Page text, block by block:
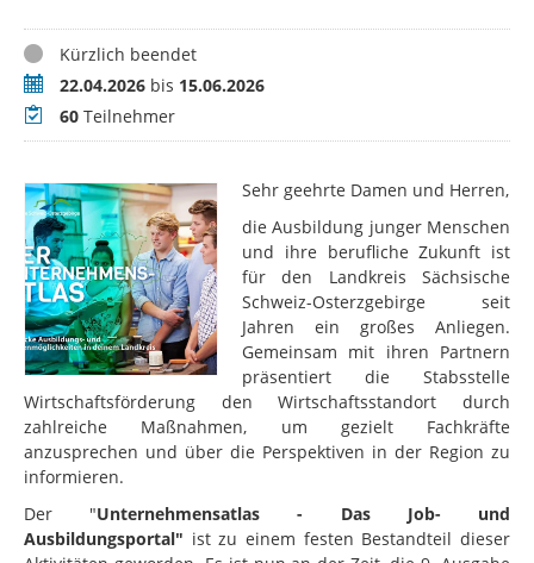
StatusKürzlich beendet
Zeitraum22.04.2026 bis 15.06.2026
Teilnehmer
60 Teilnehmer
Sehr geehrte Damen und Herren,
die Ausbildung junger Menschen
und ihre berufliche Zukunft ist
für den Landkreis Sächsische
Schweiz-Osterzgebirge seit
Jahren ein großes Anliegen.
Gemeinsam mit ihren Partnern
präsentiert die Stabsstelle
Wirtschaftsförderung den Wirtschaftsstandort durch
zahlreiche Maßnahmen, um gezielt Fachkräfte
anzusprechen und über die Perspektiven in der Region zu
informieren.
Der "Unternehmensatlas - Das Job- und
Ausbildungsportal" ist zu einem festen Bestandteil dieser